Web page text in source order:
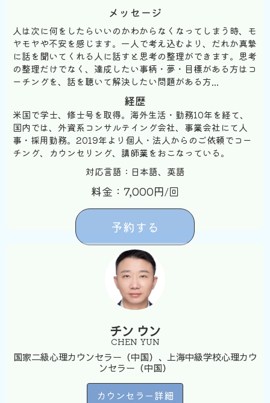
メッセージ
人は次に何をしたらいいのかわからなくなってしまう時、モ
ヤモヤや不安を感じます。一人で考え込むより、だれか真摯
に話を聞いてくれる人に話すと思考の整理ができます。思考
の整理だけでなく、達成したい事柄・夢・目標がある方はコ
ーチングを、話を聴いて解決したい問題がある方...
経歴
米国で学士、修士号を取得。海外生活・勤務10年を経て、
国内では、外資系コンサルテイング会社、事業会社にて人
事・採用勤務。2019年より個人・法人からのご依頼でコー
チング、カウンセリング、講師業をおこなっている。
対応言語：日本語、英語
料金：7,000円/回
予約する
チン ウン
CHEN YUN
国家二級心理カウンセラー（中国）、上海中級学校心理カウ
ンセラー（中国）
カウンセラー詳細